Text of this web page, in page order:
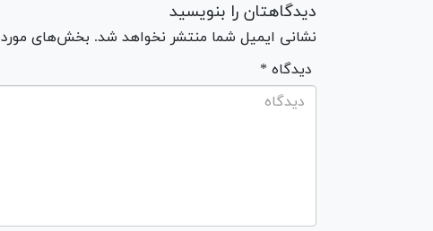
دیدگاهتان را بنویسید
نشانی ایمیل شما منتشر نخواهد شد. بخش‌های
* دیدگاه